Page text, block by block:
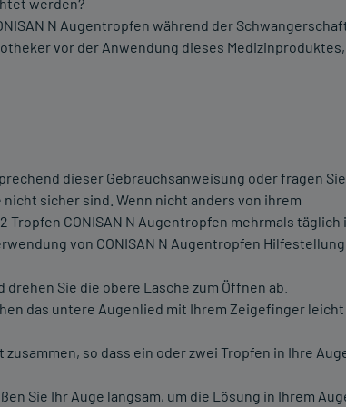
N Augentropfen während der
vor der Anwendung dieses Medizinproduktes,
dieser Gebrauchsanweisung oder fragen
sicher sind. Wenn nicht anders von ihrem
CONISAN N Augentropfen mehrmals täglich
von CONISAN N Augentropfen Hilfestellung
Sie die obere Lasche zum Öffnen ab.
das untere Augenlied mit Ihrem Zeigefinger leicht
so dass ein oder zwei Tropfen in Ihre
Sie Ihr Auge langsam, um die Lösung in Ihrem